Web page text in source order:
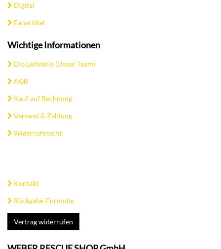
Digital
Fanartikel
Wichtige Informationen
Die Leitstelle (Unser Team)
AGB
Kauf auf Rechnung
Versand & Zahlung
Widerrufsrecht
Kontakt
Rückgabe-Formular
Vertrag widerrufen